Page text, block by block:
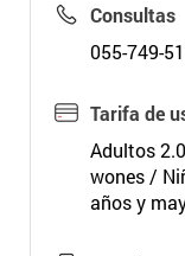
Consultas
055-749-
Tarifa de
Adultos
wones /
años y